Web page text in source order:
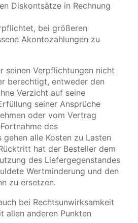
Diskontsätze in Rechnung
bei größeren
Akontozahlungen zu
seinen Verpflichtungen nicht
berechtigt, entweder den
Verzicht auf seine
seiner Ansprüche
oder vom Vertrag
des
alle Kosten zu Lasten
hat der Besteller dem
des Liefergegenstandes
Wertminderung und den
zu ersetzen.
bei Rechtsunwirksamkeit
allen anderen Punkten